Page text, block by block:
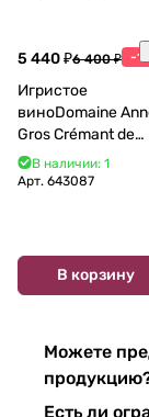
5 440 ₽6 400 ₽ -
Игристое
виноDomaine
Gros Crémant de
Bourgogne La Fun
Bulles Chardonnay
В наличии: 1
Арт. 643087
В корзину
Можете
Есть ли